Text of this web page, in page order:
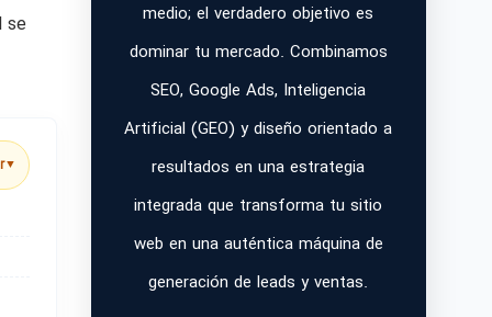
se
▼
medio; el verdadero objetivo es
dominar tu mercado. Combinamos
SEO, Google Ads, Inteligencia
Artificial (GEO) y diseño orientado a
resultados en una estrategia
integrada que transforma tu sitio
web en una auténtica máquina de
generación de leads y ventas.